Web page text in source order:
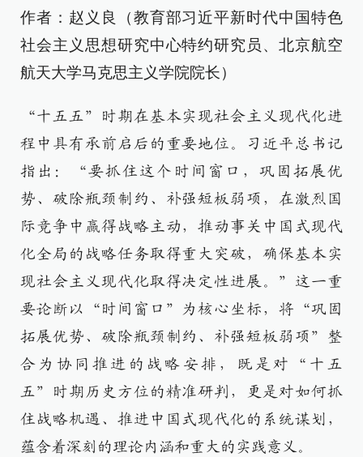
作者：赵义良（教育部习近平新时代中国特色
社会主义思想研究中心特约研究员、北京航空
航天大学马克思主义学院院长）
“十五五”时期在基本实现社会主义现代化进
程中具有承前启后的重要地位。习近平总书记
指出：“要抓住这个时间窗口，巩固拓展优
势、破除瓶颈制约、补强短板弱项，在激烈国
际竞争中赢得战略主动，推动事关中国式现代
化全局的战略任务取得重大突破，确保基本实
现社会主义现代化取得决定性进展。”这一重
要论断以“时间窗口”为核心坐标，将“巩固
拓展优势、破除瓶颈制约、补强短板弱项”整
合为协同推进的战略安排，既是对“十五
五”时期历史方位的精准研判，更是对如何抓
住战略机遇、推进中国式现代化的系统谋划，
蕴含着深刻的理论内涵和重大的实践意义。